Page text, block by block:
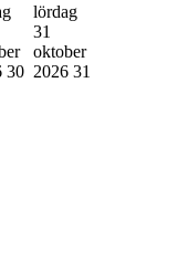
30
lördag
31
oktober
2026 31